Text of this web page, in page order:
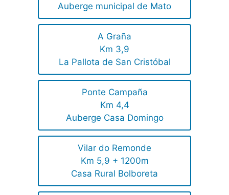
Auberge municipal de Mato
A Graña
Km 3,9
La Pallota de San Cristóbal
Ponte Campaña
Km 4,4
Auberge Casa Domingo
Vilar do Remonde
Km 5,9 + 1200m
Casa Rural Bolboreta